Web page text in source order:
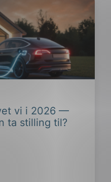
vi i 2026 —
ta stilling til?